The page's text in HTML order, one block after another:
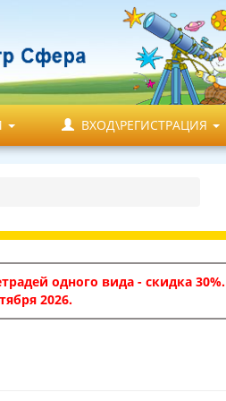
ВХОД\РЕГИСТРАЦИЯ
одного вида - скидка 30%.
2026.